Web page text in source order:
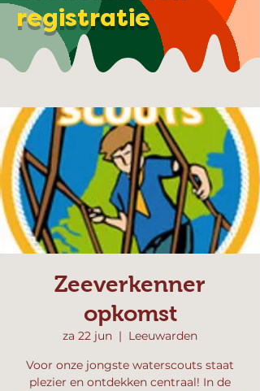
registratie
Zeeverkenner
opkomst
za 22 jun
  |
Leeuwarden
Voor onze jongste waterscouts staat
plezier en ontdekken centraal! In de